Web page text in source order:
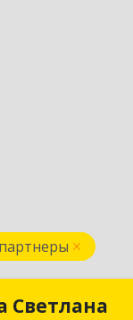
Светлана
Светлана